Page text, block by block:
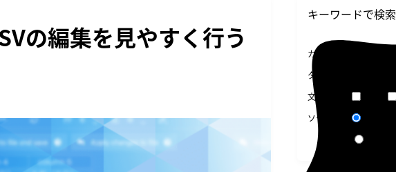
の編集を見やすく行う
カテゴリー
タグ
文章量
ソート